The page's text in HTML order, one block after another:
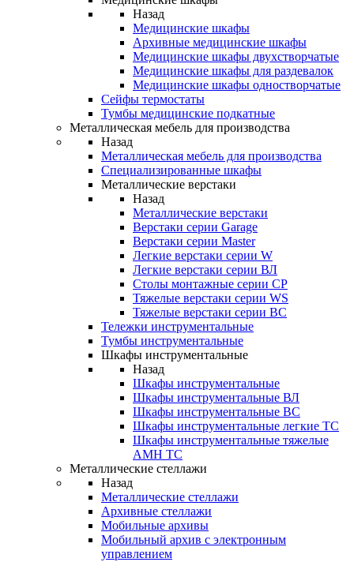
Назад
Медицинские шкафы
Архивные медицинские шкафы
Медицинские шкафы двухстворчатые
Медицинские шкафы для раздевалок
Медицинские шкафы одностворчатые
Сейфы термостаты
Тумбы медицинские подкатные
Металлическая мебель для производства
Назад
Металлическая мебель для производства
Cпециализированные шкафы
Металлические верстаки
Назад
Металлические верстаки
Верстаки серии Garage
Верстаки серии Master
Легкие верстаки серии W
Легкие верстаки серии ВЛ
Столы монтажные серии СР
Тяжелые верстаки серии WS
Тяжелые верстаки серии ВС
Тележки инструментальные
Тумбы инструментальные
Шкафы инструментальные
Назад
Шкафы инструментальные
Шкафы инструментальные ВЛ
Шкафы инструментальные ВС
Шкафы инструментальные легкие ТС
Шкафы инструментальные тяжелые
AMH TC
Металлические стеллажи
Назад
Металлические стеллажи
Архивные стеллажи
Мобильные архивы
Мобильный архив с электронным
управлением